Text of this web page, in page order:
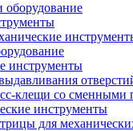
инструменты
клещи со сменными
инструменты
для